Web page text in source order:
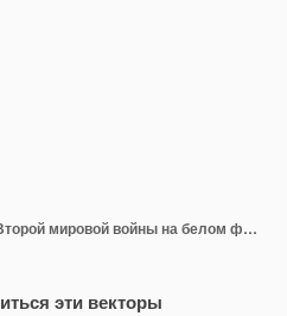
Контур военного танка Второй мировой войны на белом фоне вектора
эти векторы